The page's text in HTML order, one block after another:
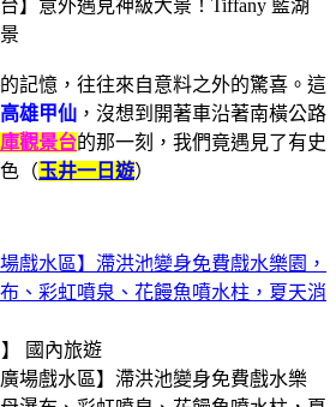
記憶，往往來自意料之外的驚喜。這
高雄甲仙 ，沒想到開著車沿著南橫公路
觀景台的那一刻，我們竟遇見了有史
（玉井一日遊）
戲水區】滯洪池變身免費戲水樂園，
、彩虹噴泉、花饅魚噴水柱，夏天消
國內旅遊